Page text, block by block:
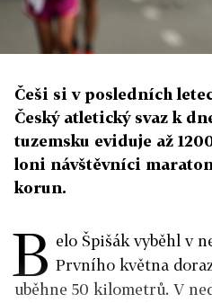
Češi si v posledních
Český atletický svaz k
tuzemsku eviduje až
loni návštěvníci
korun.
B elo Špišák vyběhl v
Prvního května
uběhne 50 kilometrů. V